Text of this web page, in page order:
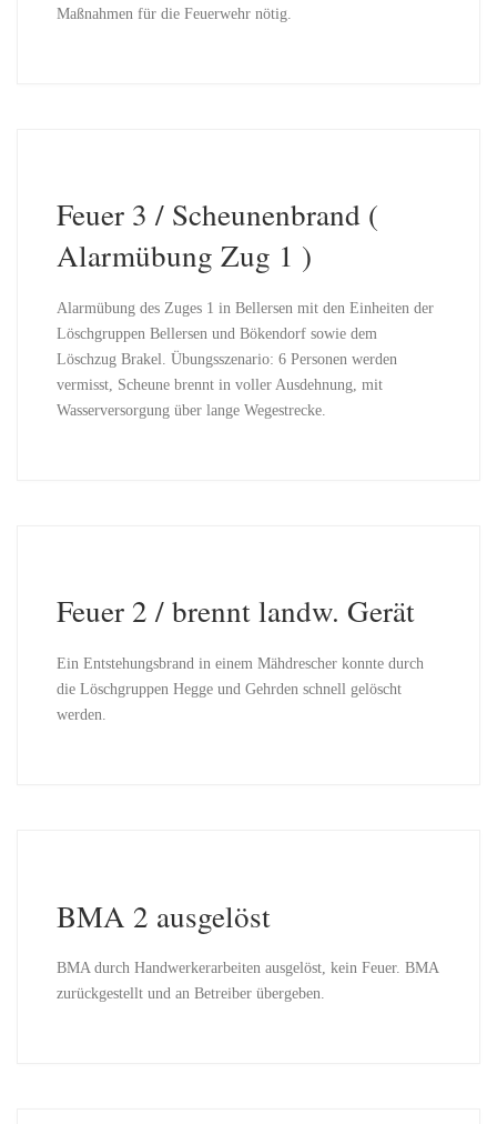
Maßnahmen für die Feuerwehr nötig.
Feuer 3 / Scheunenbrand (
Alarmübung Zug 1 )
Alarmübung des Zuges 1 in Bellersen mit den Einheiten der
Löschgruppen Bellersen und Bökendorf sowie dem
Löschzug Brakel. Übungsszenario: 6 Personen werden
vermisst, Scheune brennt in voller Ausdehnung, mit
Wasserversorgung über lange Wegestrecke.
Feuer 2 / brennt landw. Gerät
Ein Entstehungsbrand in einem Mähdrescher konnte durch
die Löschgruppen Hegge und Gehrden schnell gelöscht
werden.
BMA 2 ausgelöst
BMA durch Handwerkerarbeiten ausgelöst, kein Feuer. BMA
zurückgestellt und an Betreiber übergeben.